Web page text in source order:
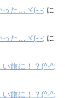
った…ヾ(- -; に
った…ヾ(- -; に
旅に！？(^-^;
旅に！？(^-^;